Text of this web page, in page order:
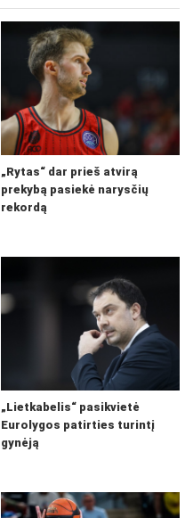
„Rytas“ dar prieš atvirą
prekybą pasiekė narysčių
rekordą
„Lietkabelis“ pasikvietė
Eurolygos patirties turintį
gynėją